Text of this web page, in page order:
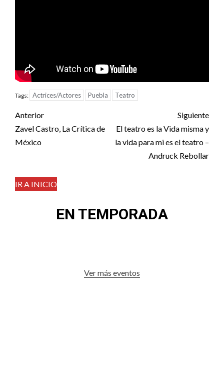
Tags: Actrices/Actores Puebla Teatro
Post
navigation
Anterior
Zavel Castro, La Crítica de
México
Siguiente
El teatro es la Vida misma y
la vida para mi es el teatro –
Andruck Rebollar
IR A INICIO
EN TEMPORADA
Ver más eventos